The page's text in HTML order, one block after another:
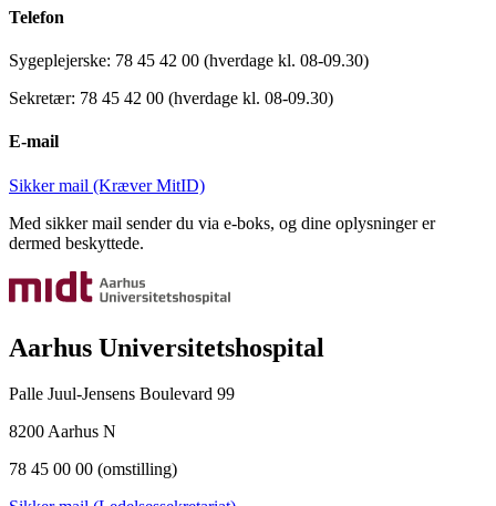
Telefon
Sygeplejerske: 78 45 42 00 (hverdage kl. 08-09.30)
Sekretær: 78 45 42 00 (hverdage kl. 08-09.30)
E-mail
Sikker mail (Kræver MitID)
Med sikker mail sender du via e-boks, og dine oplysninger er
dermed beskyttede.
Aarhus Universitetshospital
Palle Juul-Jensens Boulevard 99
8200 Aarhus N
78 45 00 00 (omstilling)